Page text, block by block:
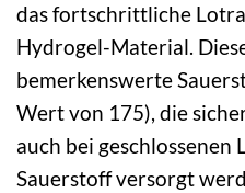
das fortschrittliche
Hydrogel-Material.
bemerkenswerte
Wert von 175), die
auch bei
Sauerstoff versorgt